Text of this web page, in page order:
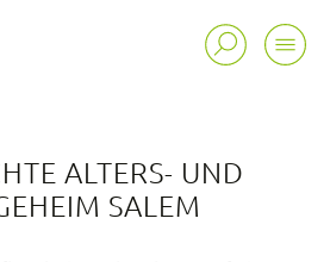
ALTERS- UND
SALEM